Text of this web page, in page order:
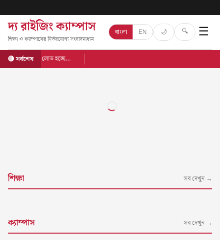
দ্য রাইজিং ক্যাম্পাস
শিক্ষা ও ক্যাম্পাসের নির্ভরযোগ্য সংবাদমাধ্যম
বাংলা EN 🌙 🔍 ☰
🔴 সর্বশেষ লোড হচ্ছে…
শিক্ষা সব দেখুন →
ক্যাম্পাস সব দেখুন →